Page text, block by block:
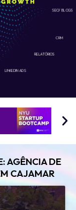
LINKEDIN ADS
CRM
RELATÓRIOS
SEO/ BLOGS
AGÊNCIA DE
CAJAMAR